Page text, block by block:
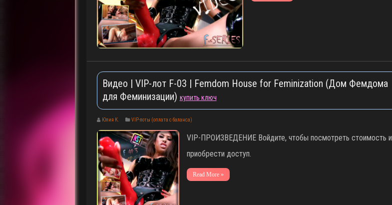
Видео | VIP-лот F-03 | Femdom House for Feminization (Дом Фемдома
для Феминизации) купить ключ
Юлия К. VIP-лоты (оплата с баланса)
VIP-ПРОИЗВЕДЕНИЕ Войдите, чтобы посмотреть стоимость и
приобрести доступ.
Read More »